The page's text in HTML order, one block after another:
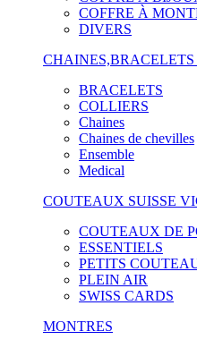
COFFRE À
DIVERS
BRACELETS
COLLIERS
Chaines
Chaines de chevilles
Ensemble
Medical
COUTEAUX SUISSE
COUTEAUX DE
ESSENTIELS
PETITS
PLEIN AIR
SWISS CARDS
MONTRES